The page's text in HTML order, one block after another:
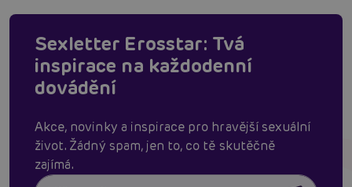
Sexletter Erosstar: Tvá
inspirace na každodenní
dovádění
Akce, novinky a inspirace pro hravější sexuální
život. Žádný spam, jen to, co tě skutěčně
zajímá.